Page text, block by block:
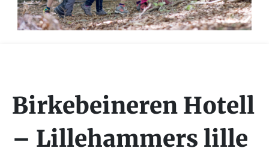
Birkebeineren Hotell
– Lillehammers lille